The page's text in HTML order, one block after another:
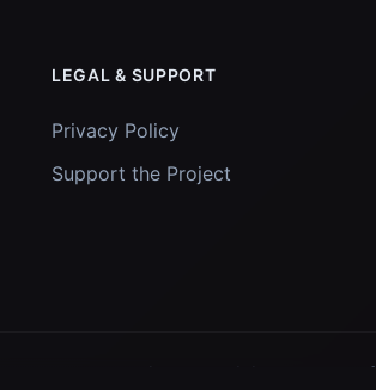
LEGAL & SUPPORT
Privacy Policy
Support the Project
Images and data courtesy of